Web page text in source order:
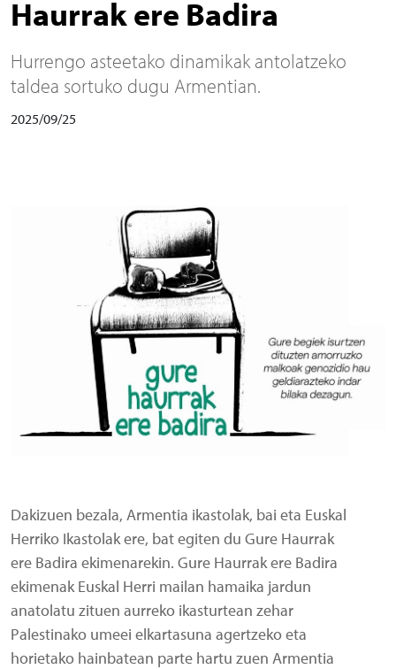
Haurrak ere Badira
Hurrengo asteetako dinamikak antolatzeko
taldea sortuko dugu Armentian.
2025/09/25
Dakizuen bezala, Armentia ikastolak, bai eta Euskal
Herriko Ikastolak ere, bat egiten du Gure Haurrak
ere Badira ekimenarekin. Gure Haurrak ere Badira
ekimenak Euskal Herri mailan hamaika jardun
anatolatu zituen aurreko ikasturtean zehar
Palestinako umeei elkartasuna agertzeko eta
horietako hainbatean parte hartu zuen Armentia